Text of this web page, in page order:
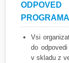
PROGRAMA
Vsi
do
v skladu z